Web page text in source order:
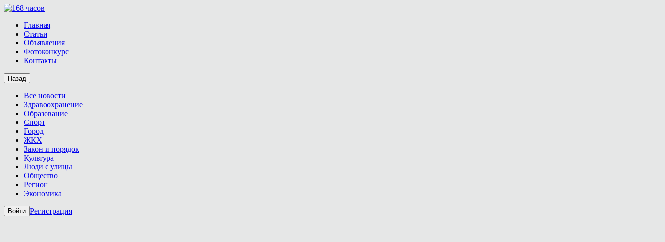
Главная
Статьи
Объявления
Фотоконкурс
Контакты
Назад
Все новости
Здравоохранение
Образование
Спорт
Город
ЖКХ
Закон и порядок
Культура
Люди с улицы
Общество
Регион
Экономика
Войти Регистрация